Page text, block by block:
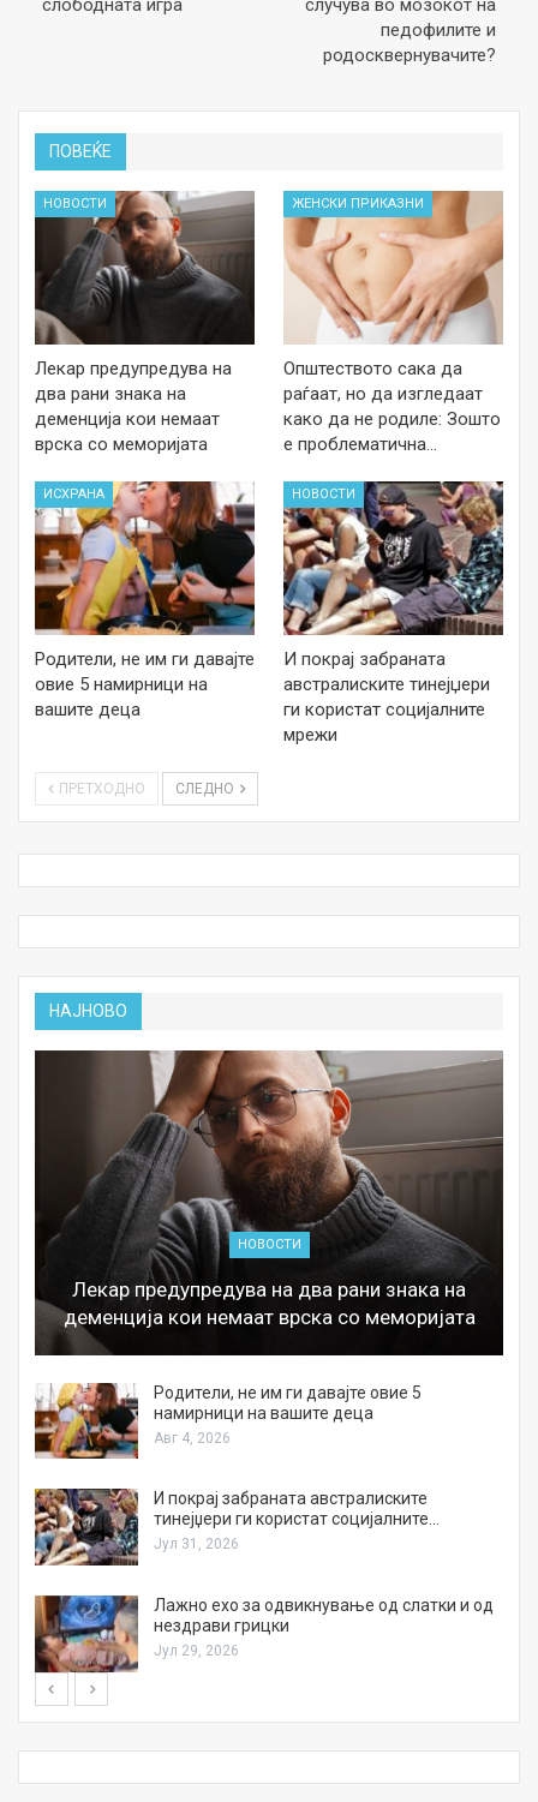
слободната игра
случува во мозокот на
педофилите и
родосквернувачите?
ПОВЕЌЕ
НОВОСТИ
Лекар предупредува на
два рани знака на
деменција кои немаат
врска со меморијата
ЖЕНСКИ ПРИКАЗНИ
Општеството сака да
раѓаат, но да изгледаат
како да не родиле: Зошто
е проблематична…
ИСХРАНА
Родители, не им ги давајте
овие 5 намирници на
вашите деца
НОВОСТИ
И покрај забраната
австралиските тинејџери
ги користат социјалните
мрежи
ПРЕТХОДНО СЛЕДНО
НАЈНОВО
НОВОСТИ
Лекар предупредува на два рани знака на
деменција кои немаат врска со меморијата
Родители, не им ги давајте овие 5
намирници на вашите деца
Авг 4, 2026
И покрај забраната австралиските
тинејџери ги користат социјалните…
Јул 31, 2026
Лажно ехо за одвикнување од слатки и од
нездрави грицки
Јул 29, 2026